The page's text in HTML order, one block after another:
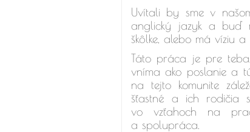
Uvítali by sme v
anglický jazyk a buď
škôlke, alebo má víziu
Táto práca je pre
vníma ako poslanie a
na tejto komunite
šťastné a ich rodičia
vo vzťahoch na
a spolupráca.